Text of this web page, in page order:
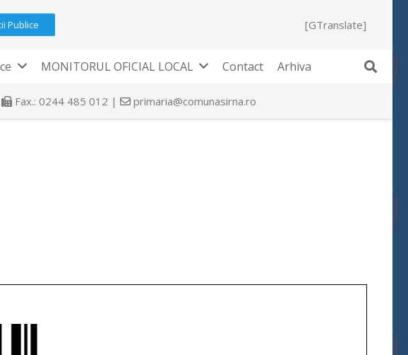
Publice [GTranslate]
MONITORUL OFICIAL LOCAL Contact Arhiva
Fax.: 0244 485 012 | primaria@comunasirna.ro